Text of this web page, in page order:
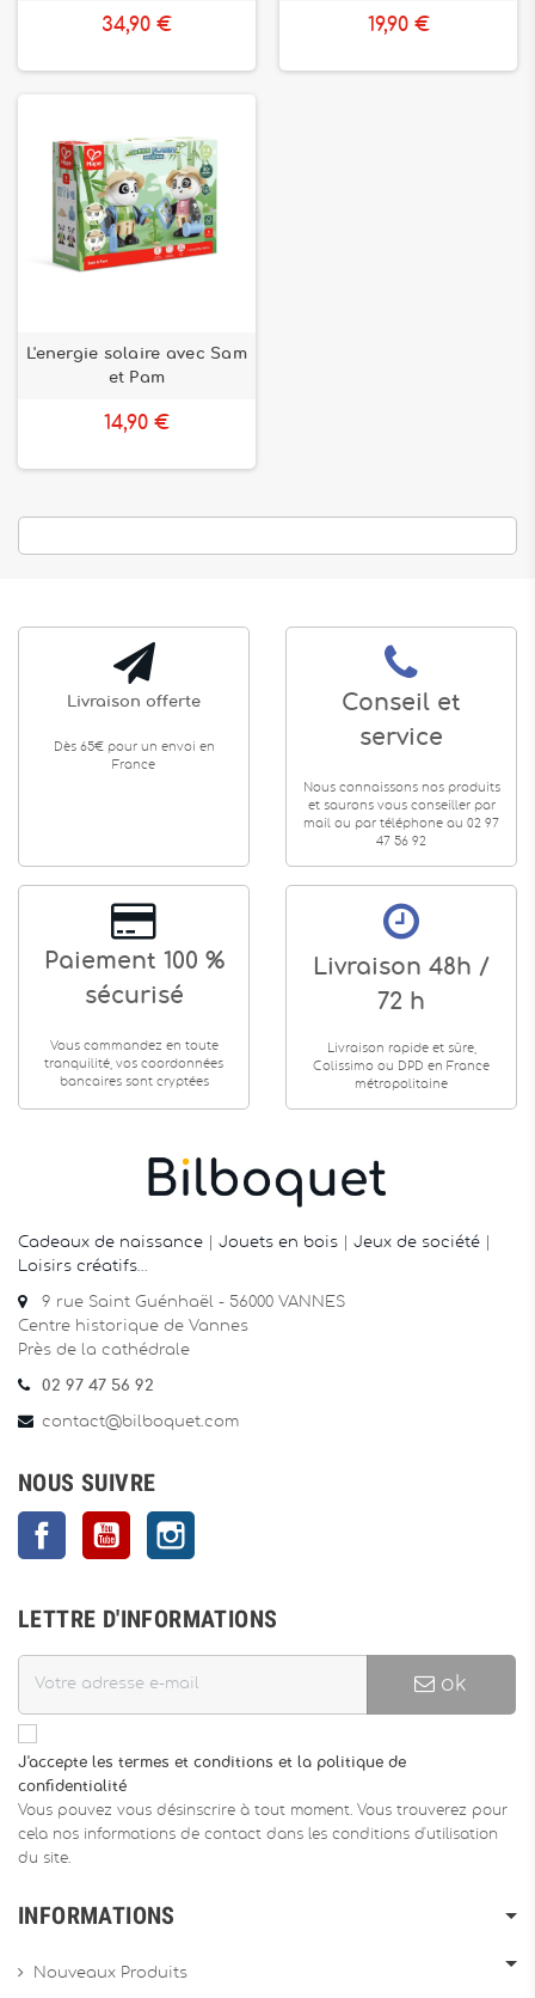
34,90 € 19,90 €
L'energie solaire avec Sam
et Pam
14,90 €
Livraison offerte
Dès 65€ pour un envoi en
France
Conseil et
service
Nous connaissons nos produits
et saurons vous conseiller par
mail ou par téléphone au 02 97
47 56 92
Paiement 100 %
sécurisé
Vous commandez en toute
tranquilité, vos coordonnées
bancaires sont cryptées
Livraison 48h /
72 h
Livraison rapide et sûre,
Colissimo ou DPD en France
métropolitaine
Cadeaux de naissance Jouets en bois Jeux de société
Loisirs créatifs
9 rue Saint Guénhaël - 56000 VANNES
Centre historique de Vannes
Près de la cathédrale
02 97 47 56 92
contact@bilboquet.com
NOUS SUIVRE
FacebookYouTube
LETTRE D'INFORMATIONS
ok
J'accepte les termes et conditions et la politique de
confidentialité
Vous pouvez vous désinscrire à tout moment. Vous trouverez pour
cela nos informations de contact dans les conditions d'utilisation
du site.
INFORMATIONS
Nouveaux Produits